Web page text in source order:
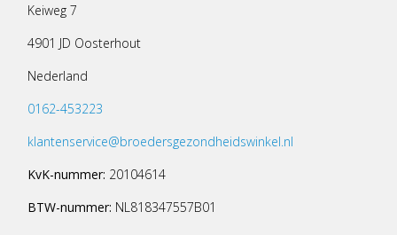
Keiweg 7
4901 JD Oosterhout
Nederland
0162-453223
klantenservice@broedersgezondheidswinkel.nl
KvK-nummer: 20104614
BTW-nummer: NL818347557B01